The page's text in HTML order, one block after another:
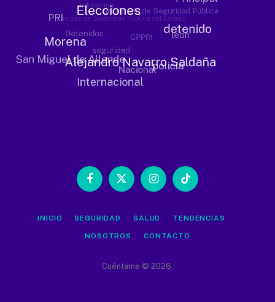
Facebook
X
InstagramTikTok
INICIO SEGURIDAD SALUD TENDENCIAS
NOSOTROS CONTACTO
Cuéntame © 2026.